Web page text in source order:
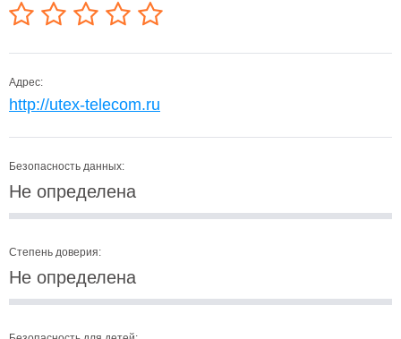
Адрес:
http://utex-telecom.ru
Безопасность данных:
Не определена
Степень доверия:
Не определена